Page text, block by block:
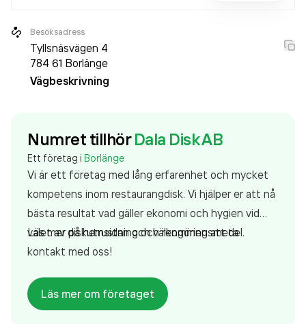
Besöksadress
Tyllsnäsvägen 4
784 61 Borlänge
Vägbeskrivning
Numret tillhör Dala Disk AB
Ett företag i Borlänge
Vi är ett företag med lång erfarenhet och mycket
kompetens inom restaurangdisk. Vi hjälper er att nå
bästa resultat vad gäller ekonomi och hygien vid
valet av diskutrustning och rengöringsmedel.
Läs mer på hemsidan och välkommen att ta
kontakt med oss!
Läs mer om företaget